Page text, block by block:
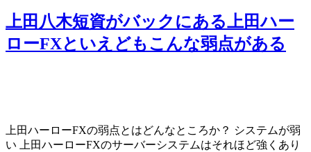
上田八木短資がバックにある上田ハー
ローFXといえどもこんな弱点がある
上田ハーローFXの弱点とはどんなところか？ システムが弱
い 上田ハーローFXのサーバーシステムはそれほど強くあり